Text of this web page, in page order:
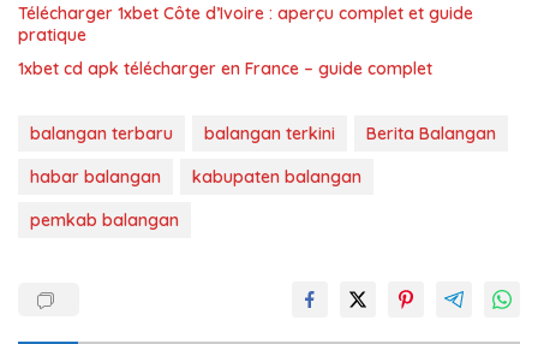
Télécharger 1xbet Côte d’Ivoire : aperçu complet et guide
pratique
1xbet cd apk télécharger en France – guide complet
balangan terbaru balangan terkini
Berita Balangan
habar balangan
kabupaten balangan
pemkab balangan